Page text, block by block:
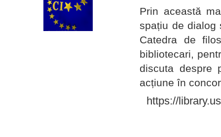
Prin această
spațiu de dialog
Catedra de
bibliotecari,
discuta despre
acțiune în
https://